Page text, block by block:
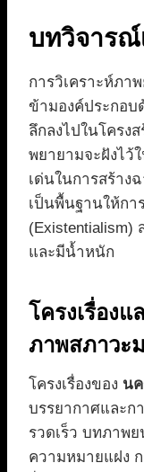
บทวิจารณ์
การวิเคราะห์ภา
ข้ามองค์ประกอบ
ลึกลงไปในโครง
พยายามจะฝังไว้
เด่นในการสร้าง
เป็นพื้นฐานให้กา
และมีน้ำหนัก
โครงเรื่อง
ภาพสภาวะ
โครงเรื่องของ นค
บรรยากาศและก
รวดเร็ว บทภาพ
ความหมายแฝง